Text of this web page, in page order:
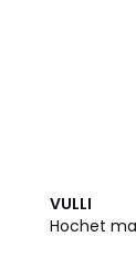
VULLI
Hochet